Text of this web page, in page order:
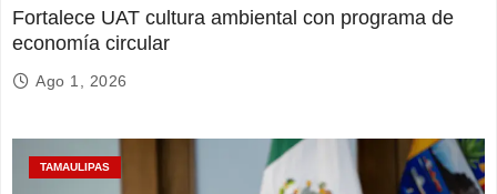
Fortalece UAT cultura ambiental con programa de
economía circular
Ago 1, 2026
TAMAULIPAS